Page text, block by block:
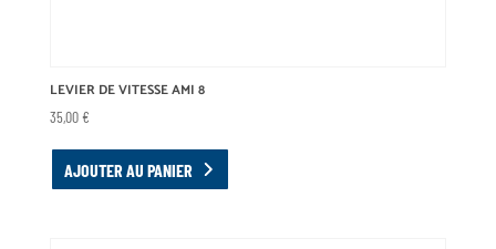
LEVIER DE VITESSE AMI 8
35,00€
AJOUTER AU PANIER